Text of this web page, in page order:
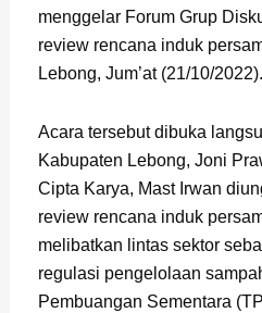
menggelar Forum Grup
review rencana induk
Lebong, Jum’at (21/10/2022).
Acara tersebut dibuka
Kabupaten Lebong, Joni
Cipta Karya, Mast Irwan
review rencana induk
melibatkan lintas sektor
regulasi pengelolaan
Pembuangan Sementara